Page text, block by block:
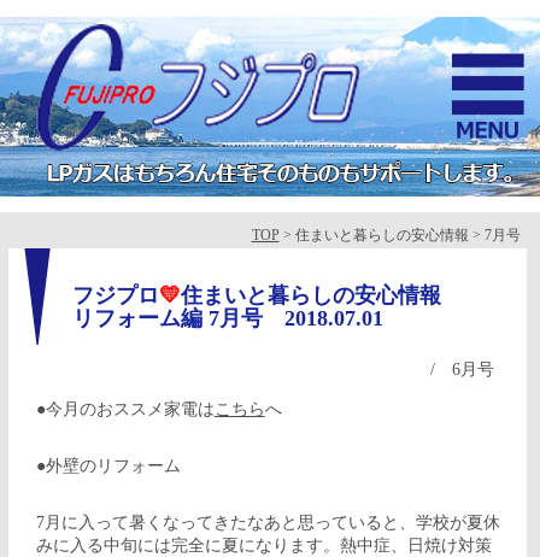
TOP > 住まいと暮らしの安心情報 > 7月号
フジプロ💛住まいと暮らしの安心情報
リフォーム編 7月号 2018.07.01
/ 6月号
●今月のおススメ家電はこちらへ
●外壁のリフォーム
7月に入って暑くなってきたなあと思っていると、学校が夏休
みに入る中旬には完全に夏になります。熱中症、日焼け対策